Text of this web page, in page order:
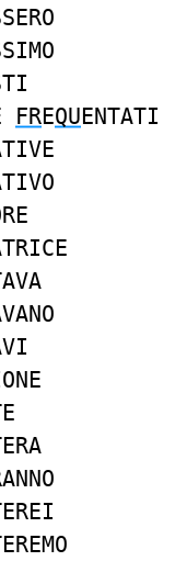
FREQUENTATI